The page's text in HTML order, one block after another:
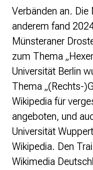
Verbänden an.
anderem fand
Münsteraner
zum Thema
Universität Berlin
Thema „(Rechts-
Wikipedia für
angeboten, und
Universität
Wikipedia. Den
Wikimedia